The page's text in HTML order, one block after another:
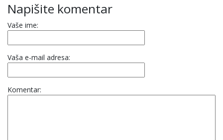
Napišite komentar
Vaše ime:
Vaša e-mail adresa:
Komentar: